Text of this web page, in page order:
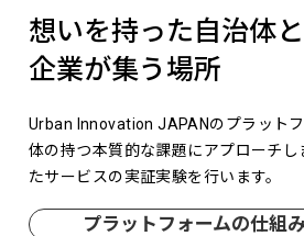
想いを持った自治体と
企業が集う場所
Urban Innovation JAPANのプラット
体の持つ本質的な課題にアプローチし
たサービスの実証実験を行います。
プラットフォームの仕組